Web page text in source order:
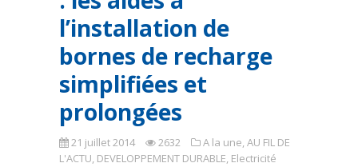
l’installation de
bornes de recharge
simplifiées et
prolongées
21 juillet 2014 2632 A la une,AU FIL DE
L'ACTU, DEVELOPPEMENT DURABLE, Electricité